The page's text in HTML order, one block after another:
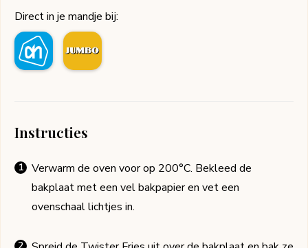
Direct in je mandje bij:
Instructies
Verwarm de oven voor op 200°C. Bekleed de
bakplaat met een vel bakpapier en vet een
ovenschaal lichtjes in.